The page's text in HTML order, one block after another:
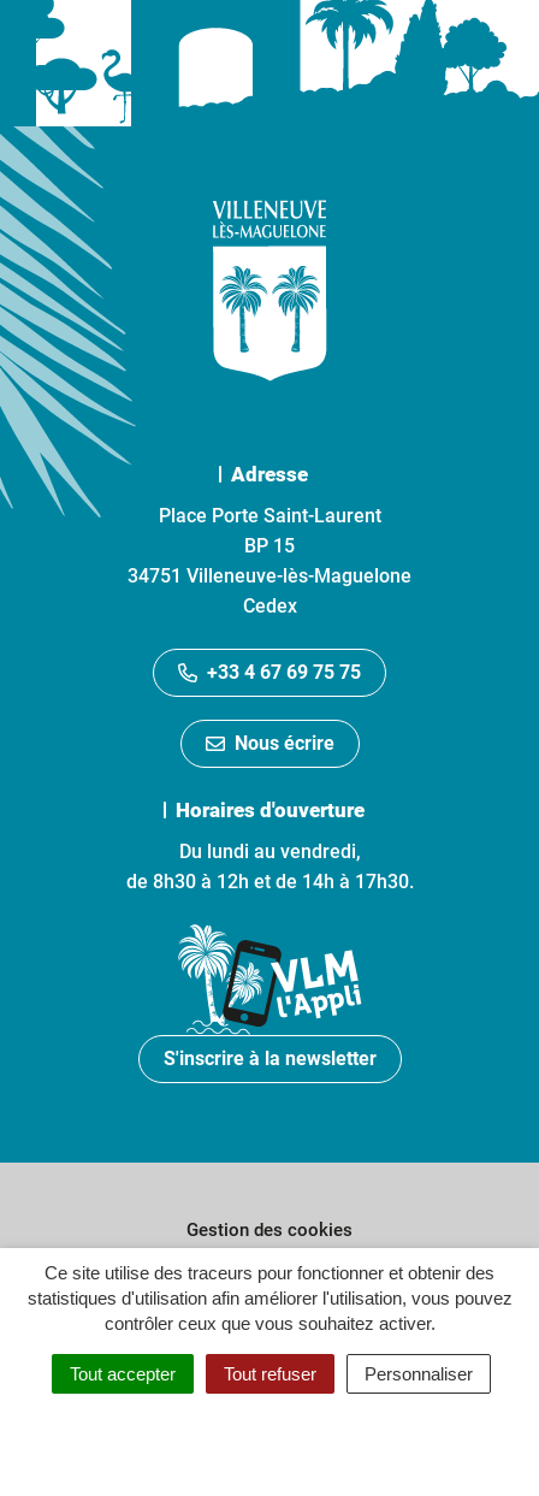
Ce site utilise des traceurs pour fonctionner et obtenir des
statistiques d'utilisation afin améliorer l'utilisation, vous pouvez
contrôler ceux que vous souhaitez activer.
Tout accepter Tout refuser Personnaliser
Adresse
Place Porte Saint-Laurent
BP 15
34751 Villeneuve-lès-Maguelone
Cedex
+33 4 67 69 75 75
Nous écrire
Horaires d'ouverture
Du lundi au vendredi,
de 8h30 à 12h et de 14h à 17h30.
S'inscrire à la newsletter
Gestion des cookies
Plan du site
Politique de confidentialité
Crédits